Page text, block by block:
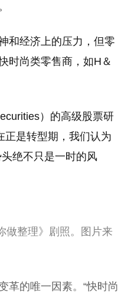
和经济上的压力，但零
尚类零售商，如H＆
）的高级股票研
正是转型期，我们认为
头绝不只是一时的风
做整理》剧照。图片来
革的唯一因素。“快时尚